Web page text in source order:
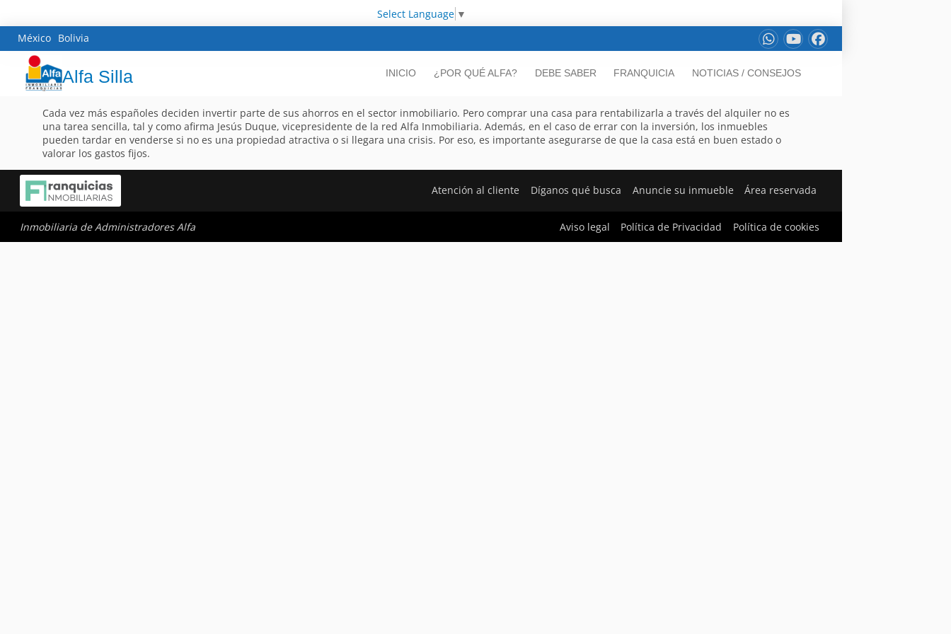
Select Language ▼
México Bolivia
Alfa Silla INICIO ¿POR QUÉ ALFA? DEBE SABER FRANQUICIA NOTICIAS / CONSEJOS
Cada vez más españoles deciden invertir parte de sus ahorros en el sector inmobiliario. Pero comprar una casa para rentabilizarla a través del alquiler no es
una tarea sencilla, tal y como afirma Jesús Duque, vicepresidente de la red Alfa Inmobiliaria. Además, en el caso de errar con la inversión, los inmuebles
pueden tardar en venderse si no es una propiedad atractiva o si llegara una crisis. Por eso, es importante asegurarse de que la casa está en buen estado o
valorar los gastos fijos.
Atención al cliente Díganos qué busca Anuncie su inmueble Área reservada
Inmobiliaria de Administradores Alfa Aviso legal Política de Privacidad Política de cookies